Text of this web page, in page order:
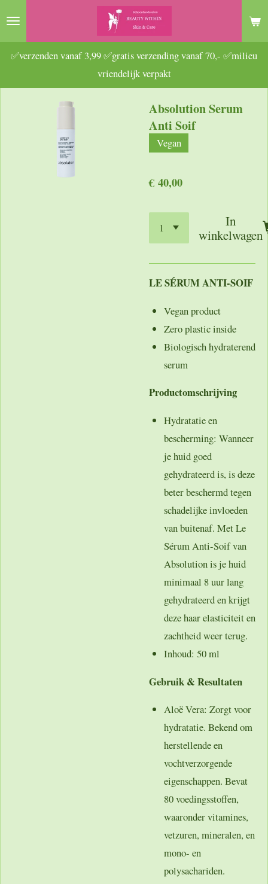
Ga
naar
hoofdinhoud
✅verzenden vanaf 3,99 ✅gratis verzending vanaf 70,- ✅milieu
vriendelijk verpakt
Absolution Serum
Anti Soif
Vegan
€ 40,00
In
winkelwagen
LE SÉRUM ANTI-SOIF
Vegan product
Zero plastic inside
Biologisch hydraterend
serum
Productomschrijving
Hydratatie en
bescherming: Wanneer
je huid goed
gehydrateerd is, is deze
beter beschermd tegen
schadelijke invloeden
van buitenaf. Met Le
Sérum Anti-Soif van
Absolution is je huid
minimaal 8 uur lang
gehydrateerd en krijgt
deze haar elasticiteit en
zachtheid weer terug.
Inhoud: 50 ml
Gebruik & Resultaten
Aloë Vera: Zorgt voor
hydratatie. Bekend om
herstellende en
vochtverzorgende
eigenschappen. Bevat
80 voedingsstoffen,
waaronder vitamines,
vetzuren, mineralen, en
mono- en
polysachariden.